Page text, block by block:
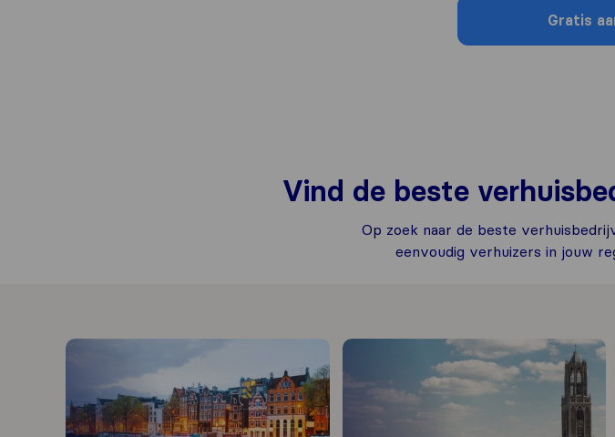
Gratis
Vind de beste
Op zoek naar de beste
eenvoudig verhuizers in jouw